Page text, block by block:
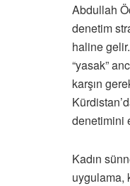
Abdullah
denetim
haline
“yasak”
karşın
denetimini
Kadın
uygulama,